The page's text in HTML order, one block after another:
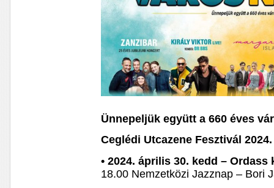
Ünnepeljük együtt a 660 éves
Ceglédi Utcazene Fesztivál
• 2024. április 30. kedd – Ordass
18.00 Nemzetközi Jazznap – Bori